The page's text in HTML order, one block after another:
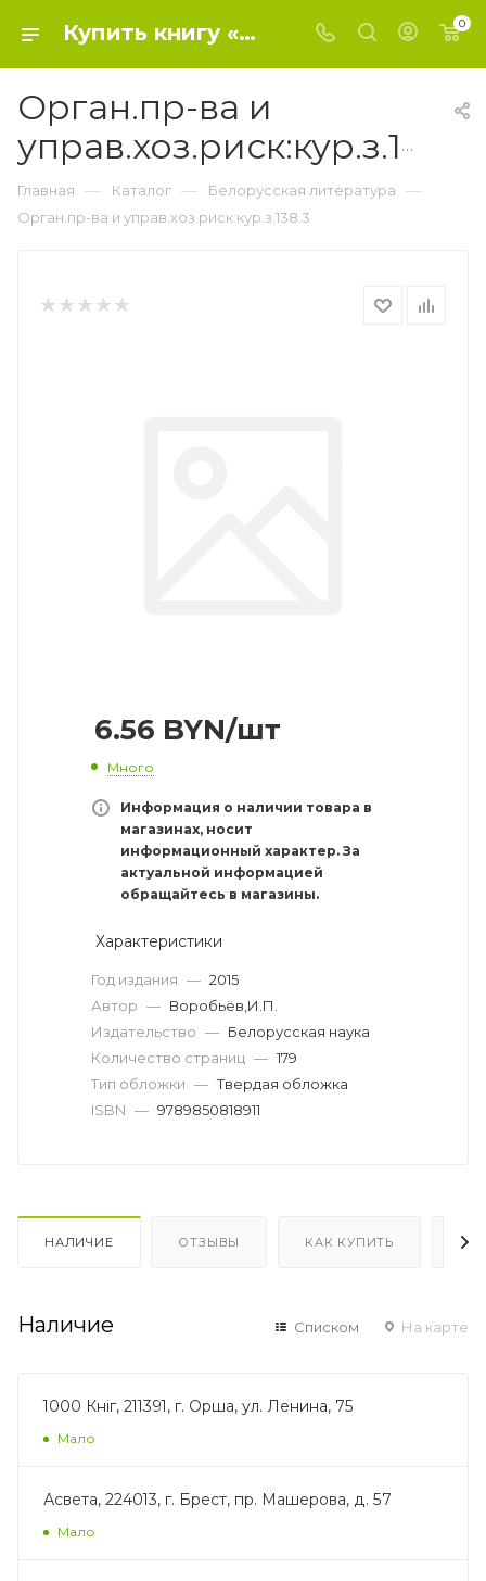
Купить книгу «Орган.пр-ва и управ.хоз.риск:кур.з.138.3» 2015, Воробьёв,И.П. - Белорусская литература 0
Орган.пр-ва и
управ.хоз.риск:кур.з.138.3
Главная — Каталог — Белорусская литература —
Орган.пр-ва и управ.хоз.риск:кур.з.138.3
6.56 BYN/шт
Много
Информация о наличии товара в
магазинах, носит
информационный характер. За
актуальной информацией
обращайтесь в магазины.
Характеристики
Год издания — 2015
Автор — Воробьёв,И.П.
Издательство — Белорусская наука
Количество страниц — 179
Тип обложки — Твердая обложка
ISBN — 9789850818911
НАЛИЧИЕ ОТЗЫВЫ КАК КУПИТЬ
Наличие Списком На карте
1000 Кніг, 211391, г. Орша, ул. Ленина, 75
Мало
Асвета, 224013, г. Брест, пр. Машерова, д. 57
Мало